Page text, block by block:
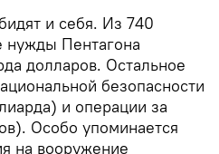
и себя. Из 740
нужды Пентагона
долларов. Остальное
безопасности
и операции за
Особо упоминается
на вооружение